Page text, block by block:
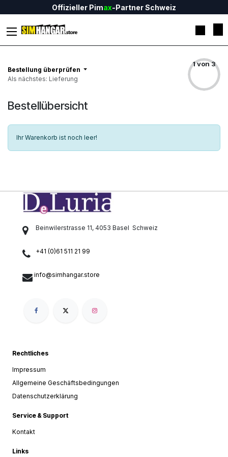
Zum Inhalt springenOffizieller Pimax-Partner Schweiz
Bestellung überprüfen
Als nächstes: Lieferung
1 von 3
Bestellübersicht
Ihr Warenkorb ist noch leer!
Beinwilerstrasse 11, 4053 Basel Schweiz
+41 (0)61 511 21 99
info@simhangar.store
Rechtliches
Impressum
Allgemeine Geschäftsbedingungen
Datenschutzerklärung
Service & Support
Kontakt
Links